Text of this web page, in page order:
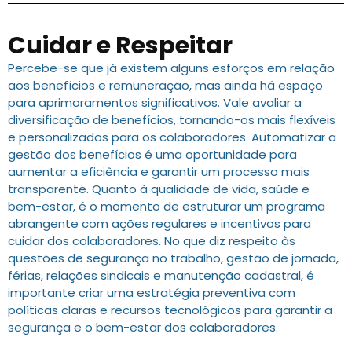
Cuidar e Respeitar
Percebe-se que já existem alguns esforços em relação
aos benefícios e remuneração, mas ainda há espaço
para aprimoramentos significativos. Vale avaliar a
diversificação de benefícios, tornando-os mais flexíveis
e personalizados para os colaboradores. Automatizar a
gestão dos benefícios é uma oportunidade para
aumentar a eficiência e garantir um processo mais
transparente. Quanto à qualidade de vida, saúde e
bem-estar, é o momento de estruturar um programa
abrangente com ações regulares e incentivos para
cuidar dos colaboradores. No que diz respeito às
questões de segurança no trabalho, gestão de jornada,
férias, relações sindicais e manutenção cadastral, é
importante criar uma estratégia preventiva com
políticas claras e recursos tecnológicos para garantir a
segurança e o bem-estar dos colaboradores.